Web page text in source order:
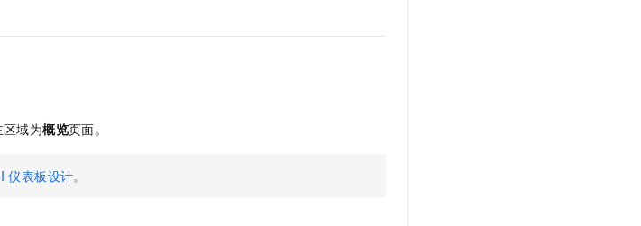
域为概览页面。
仪表板设计。